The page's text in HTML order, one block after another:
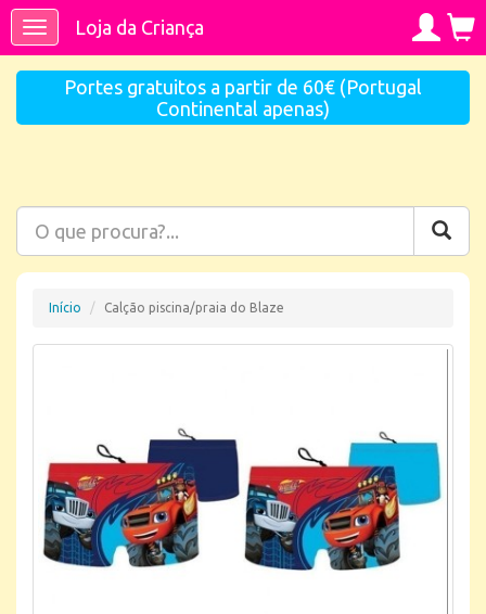
ToggleLoja da Criança
Portes gratuitos a partir de 60€ (Portugal
Continental apenas)
Início Calção piscina/praia do Blaze